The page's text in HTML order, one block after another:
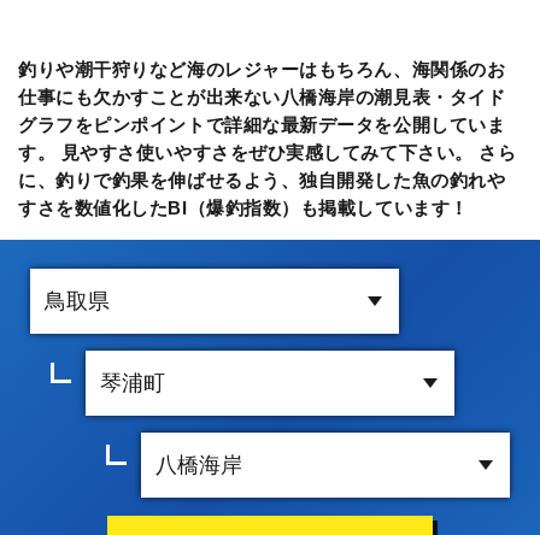
釣りや潮干狩りなど海のレジャーはもちろん、海関係のお
仕事にも欠かすことが出来ない八橋海岸の潮見表・タイド
グラフをピンポイントで詳細な最新データを公開していま
す。 見やすさ使いやすさをぜひ実感してみて下さい。 さら
に、釣りで釣果を伸ばせるよう、独自開発した魚の釣れや
すさを数値化したBI（爆釣指数）も掲載しています！